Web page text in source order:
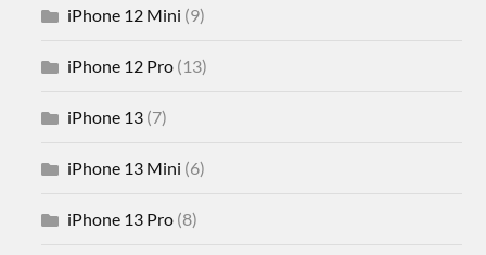
iPhone 12 Mini (9)
iPhone 12 Pro (13)
iPhone 13 (7)
iPhone 13 Mini (6)
iPhone 13 Pro (8)